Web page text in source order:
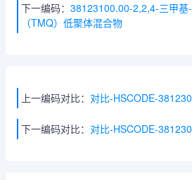
下一编码： 38123100.00-2,2,4-三甲基
（TMQ）低聚体混合物
上一编码对比： 对比-HSCODE-
下一编码对比： 对比-HSCODE-